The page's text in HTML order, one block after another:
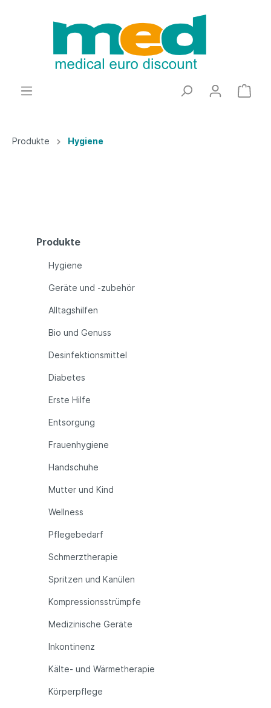
Produkte Hygiene
Produkte
Hygiene
Geräte und -zubehör
Alltagshilfen
Bio und Genuss
Desinfektionsmittel
Diabetes
Erste Hilfe
Entsorgung
Frauenhygiene
Handschuhe
Mutter und Kind
Wellness
Pflegebedarf
Schmerztherapie
Spritzen und Kanülen
Kompressionsstrümpfe
Medizinische Geräte
Inkontinenz
Kälte- und Wärmetherapie
Körperpflege